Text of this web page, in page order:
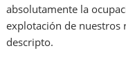
absolutamente la
explotación de nuestros
descripto.